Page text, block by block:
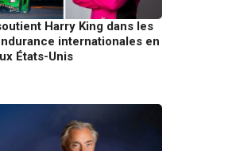
Harry King dans les
internationales en
États-Unis